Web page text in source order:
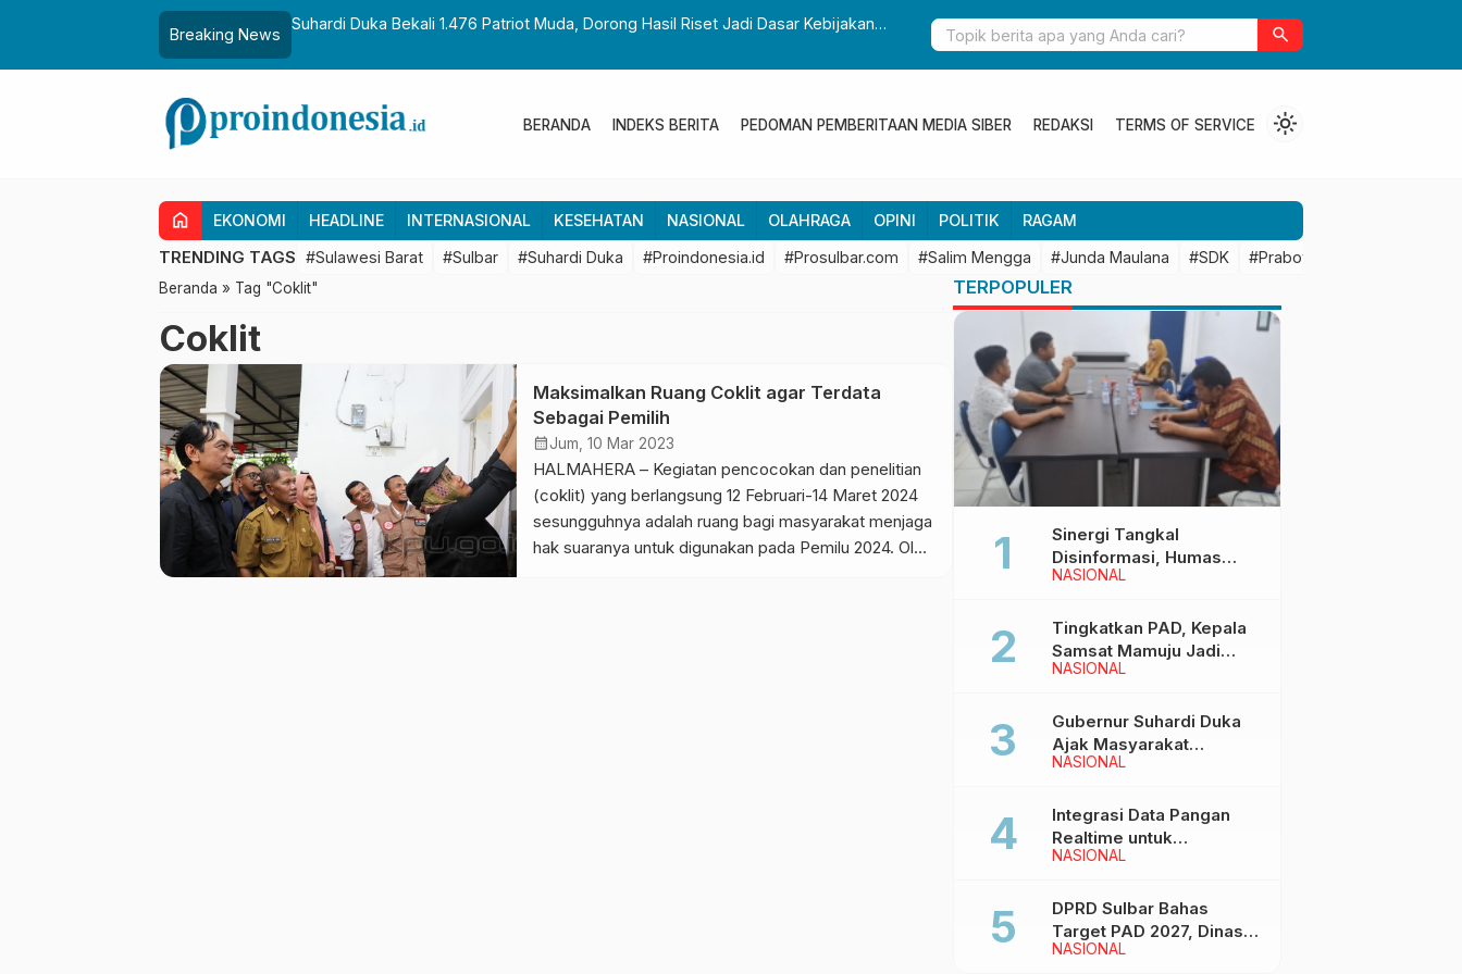
Breaking News
Suhardi Duka Bekali 1.476 Patriot Muda, Dorong Hasil Riset Jadi Dasar Kebijakan
Gubernur Sulbar Perkuat Kolaborasi Riset dengan BRIN untuk Mendukung
Pembangunan Daerah
search
BERANDA INDEKS BERITA PEDOMAN PEMBERITAAN MEDIA SIBER REDAKSI TERMS OF SERVICE light_mode
home EKONOMI HEADLINE INTERNASIONAL KESEHATAN NASIONAL OLAHRAGA OPINI POLITIK RAGAM
TRENDING TAGS #Sulawesi Barat #Sulbar #Suhardi Duka #Proindonesia.id #Prosulbar.com #Salim Mengga #Junda Maulana #SDK #Prabowo Subianto
Beranda » Tag "Coklit"
Coklit
Maksimalkan Ruang Coklit agar Terdata
Sebagai Pemilih
calendar_monthJum, 10 Mar 2023
HALMAHERA – Kegiatan pencocokan dan penelitian
(coklit) yang berlangsung 12 Februari-14 Maret 2024
sesungguhnya adalah ruang bagi masyarakat menjaga
hak suaranya untuk digunakan pada Pemilu 2024. Oleh
TERPOPULER
NASIONAL
Sinergi Tangkal
Disinformasi, Humas
Pemprov Sulbar Gelar
Redaksi di Mamuju
NASIONAL
Tingkatkan PAD, Kepala
Samsat Mamuju Jadi
Narasumber Hearing
DPRD Sulbar
NASIONAL
Gubernur Suhardi Duka
Ajak Masyarakat
Meriahkan Event
NASIONAL
Integrasi Data Pangan
Realtime untuk
Kendalikan inflasi,
Kembangkan Sistem
SAPEDA
NASIONAL
DPRD Sulbar Bahas
Target PAD 2027, Dinas
PUPR Siap Optimalkan